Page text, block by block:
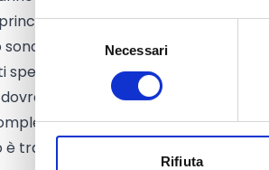
del
consenso
Necessari
Rifiuta
ancora in discussione e/o
considerati di grande rilevanza
prevedere una durata
delle attività da
tra i